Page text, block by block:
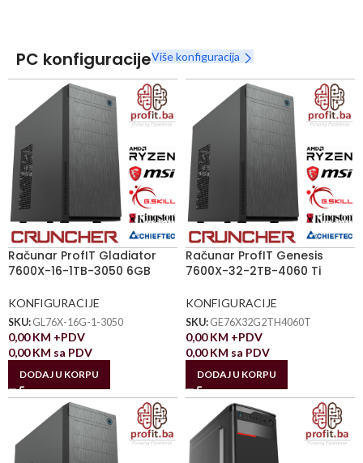
PC konfiguracijeViše konfiguracija
Računar ProfIT Gladiator
7600X-16-1TB-3050 6GB
KONFIGURACIJE
SKU: GL76X-16G-1-3050
0,00KM +PDV
0,00KM sa PDV
DODAJ U KORPU
Računar ProfIT Genesis
7600X-32-2TB-4060 Ti
KONFIGURACIJE
SKU: GE76X32G2TH4060T
0,00KM +PDV
0,00KM sa PDV
DODAJ U KORPU